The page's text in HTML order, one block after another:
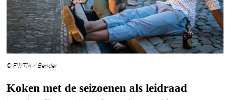
© FWTM / Bender
Koken met de seizoenen als leidraad